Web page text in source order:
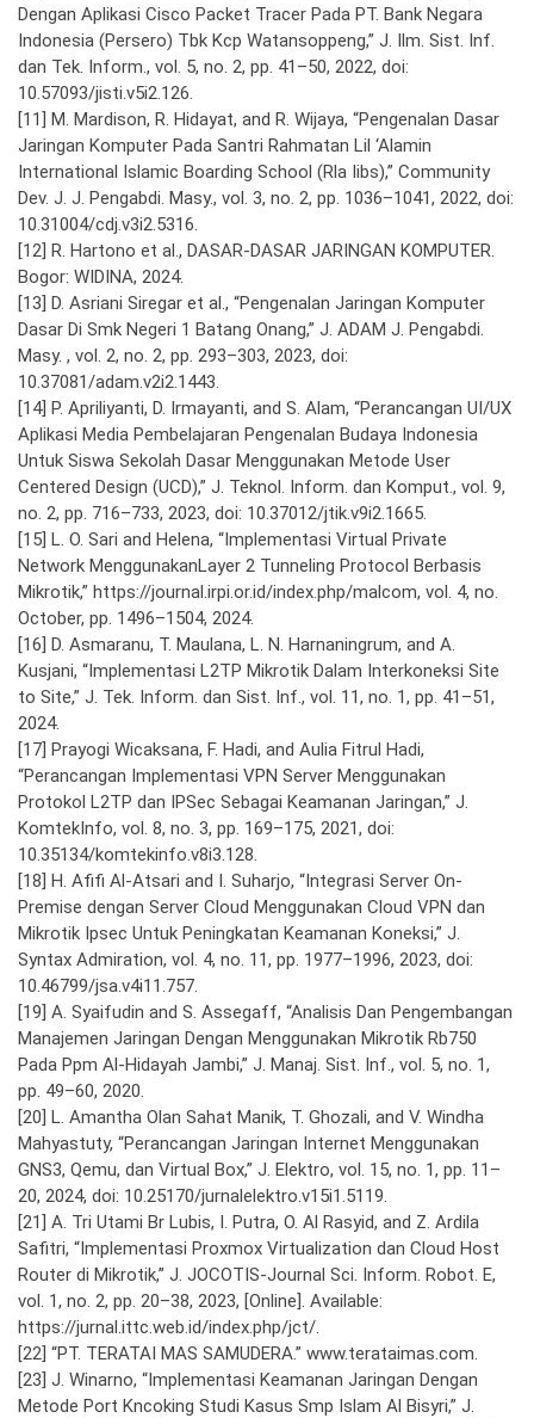
Dengan Aplikasi Cisco Packet Tracer Pada PT. Bank Negara
Indonesia (Persero) Tbk Kcp Watansoppeng,” J. Ilm. Sist. Inf.
dan Tek. Inform., vol. 5, no. 2, pp. 41–50, 2022, doi:
10.57093/jisti.v5i2.126.
[11] M. Mardison, R. Hidayat, and R. Wijaya, “Pengenalan Dasar
Jaringan Komputer Pada Santri Rahmatan Lil ‘Alamin
International Islamic Boarding School (Rla Iibs),” Community
Dev. J. J. Pengabdi. Masy., vol. 3, no. 2, pp. 1036–1041, 2022, doi:
10.31004/cdj.v3i2.5316.
[12] R. Hartono et al., DASAR-DASAR JARINGAN KOMPUTER.
Bogor: WIDINA, 2024.
[13] D. Asriani Siregar et al., “Pengenalan Jaringan Komputer
Dasar Di Smk Negeri 1 Batang Onang,” J. ADAM J. Pengabdi.
Masy. , vol. 2, no. 2, pp. 293–303, 2023, doi:
10.37081/adam.v2i2.1443.
[14] P. Apriliyanti, D. Irmayanti, and S. Alam, “Perancangan UI/UX
Aplikasi Media Pembelajaran Pengenalan Budaya Indonesia
Untuk Siswa Sekolah Dasar Menggunakan Metode User
Centered Design (UCD),” J. Teknol. Inform. dan Komput., vol. 9,
no. 2, pp. 716–733, 2023, doi: 10.37012/jtik.v9i2.1665.
[15] L. O. Sari and Helena, “Implementasi Virtual Private
Network MenggunakanLayer 2 Tunneling Protocol Berbasis
Mikrotik,” https://journal.irpi.or.id/index.php/malcom, vol. 4, no.
October, pp. 1496–1504, 2024.
[16] D. Asmaranu, T. Maulana, L. N. Harnaningrum, and A.
Kusjani, “Implementasi L2TP Mikrotik Dalam Interkoneksi Site
to Site,” J. Tek. Inform. dan Sist. Inf., vol. 11, no. 1, pp. 41–51,
2024.
[17] Prayogi Wicaksana, F. Hadi, and Aulia Fitrul Hadi,
“Perancangan Implementasi VPN Server Menggunakan
Protokol L2TP dan IPSec Sebagai Keamanan Jaringan,” J.
KomtekInfo, vol. 8, no. 3, pp. 169–175, 2021, doi:
10.35134/komtekinfo.v8i3.128.
[18] H. Afifi Al-Atsari and I. Suharjo, “Integrasi Server On-
Premise dengan Server Cloud Menggunakan Cloud VPN dan
Mikrotik Ipsec Untuk Peningkatan Keamanan Koneksi,” J.
Syntax Admiration, vol. 4, no. 11, pp. 1977–1996, 2023, doi:
10.46799/jsa.v4i11.757.
[19] A. Syaifudin and S. Assegaff, “Analisis Dan Pengembangan
Manajemen Jaringan Dengan Menggunakan Mikrotik Rb750
Pada Ppm Al-Hidayah Jambi,” J. Manaj. Sist. Inf., vol. 5, no. 1,
pp. 49–60, 2020.
[20] L. Amantha Olan Sahat Manik, T. Ghozali, and V. Windha
Mahyastuty, “Perancangan Jaringan Internet Menggunakan
GNS3, Qemu, dan Virtual Box,” J. Elektro, vol. 15, no. 1, pp. 11–
20, 2024, doi: 10.25170/jurnalelektro.v15i1.5119.
[21] A. Tri Utami Br Lubis, I. Putra, O. Al Rasyid, and Z. Ardila
Safitri, “Implementasi Proxmox Virtualization dan Cloud Host
Router di Mikrotik,” J. JOCOTIS-Journal Sci. Inform. Robot. E,
vol. 1, no. 2, pp. 20–38, 2023, [Online]. Available:
https://jurnal.ittc.web.id/index.php/jct/.
[22] “PT. TERATAI MAS SAMUDERA.” www.terataimas.com.
[23] J. Winarno, “Implementasi Keamanan Jaringan Dengan
Metode Port Kncoking Studi Kasus Smp Islam Al Bisyri,” J.